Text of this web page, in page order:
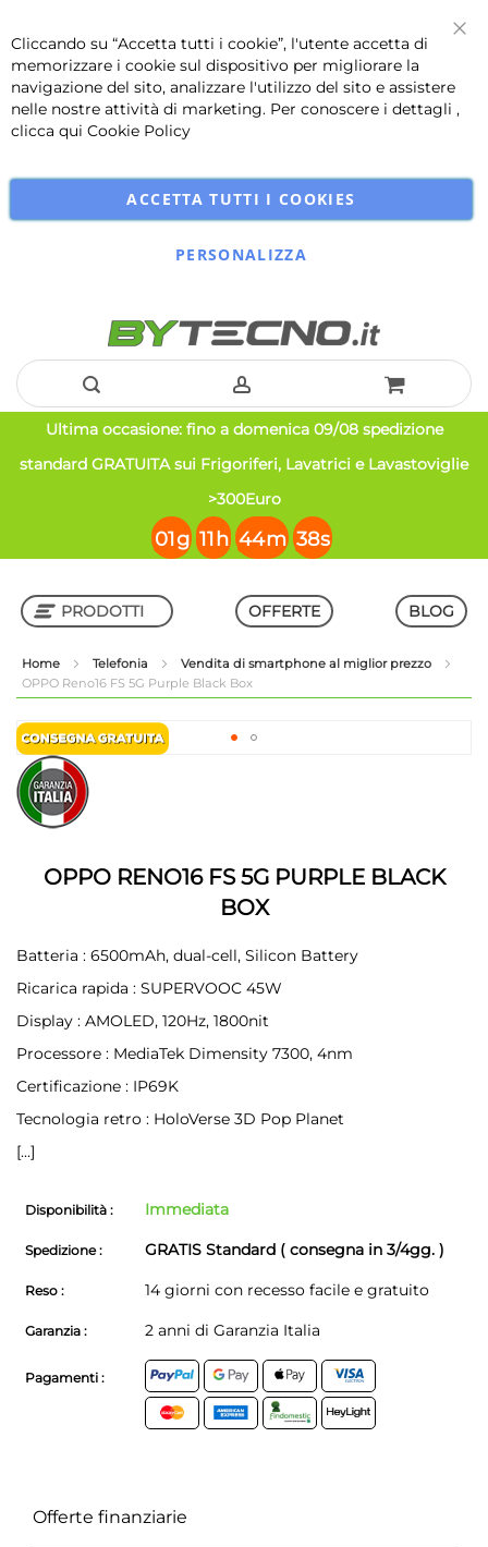
Cliccando su “Accetta tutti i cookie”, l'utente accetta di
memorizzare i cookie sul dispositivo per migliorare la
navigazione del sito, analizzare l'utilizzo del sito e assistere
nelle nostre attività di marketing. Per conoscere i dettagli ,
clicca qui Cookie Policy
ACCETTA TUTTI I COOKIES
PERSONALIZZA
Salta
al
Ultima occasione: fino a domenica 09/08 spedizione
standard GRATUITA sui Frigoriferi, Lavatrici e Lavastoviglie
>300Euro
01g 11h 44m 37s
PRODOTTI
Shop in Shop
OFFERTE BLOG
Home Telefonia
Vendita di smartphone al miglior prezzo
OPPO Reno16 FS 5G Purple Black Box
Vai
alla
fine
della
galleria
Vai
all'inizio
della
galleria
immagini
OPPO RENO16 FS 5G PURPLE BLACK
BOX
Batteria : 6500mAh, dual-cell, Silicon Battery
Ricarica rapida : SUPERVOOC 45W
Display : AMOLED, 120Hz, 1800nit
Processore : MediaTek Dimensity 7300, 4nm
Certificazione : IP69K
Tecnologia retro : HoloVerse 3D Pop Planet
[...]
Disponibilità : Immediata
Spedizione : GRATIS Standard ( consegna in 3/4gg. )
Reso : 14 giorni con recesso facile e gratuito
Garanzia : 2 anni di Garanzia Italia
Pagamenti :
Offerte finanziarie